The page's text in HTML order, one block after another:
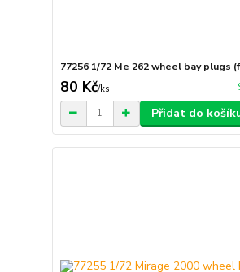
77256 1/72 Me 262 wheel bay plugs
80 Kč/ks
Přidat do